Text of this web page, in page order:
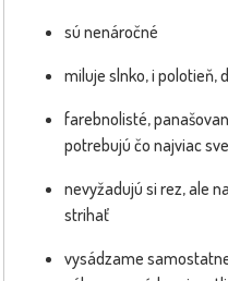
sú nenáročné
miluje slnko, i polotieň,
farebnolisté,
potrebujú čo najviac
nevyžadujú si rez, ale
strihať
vysádzame